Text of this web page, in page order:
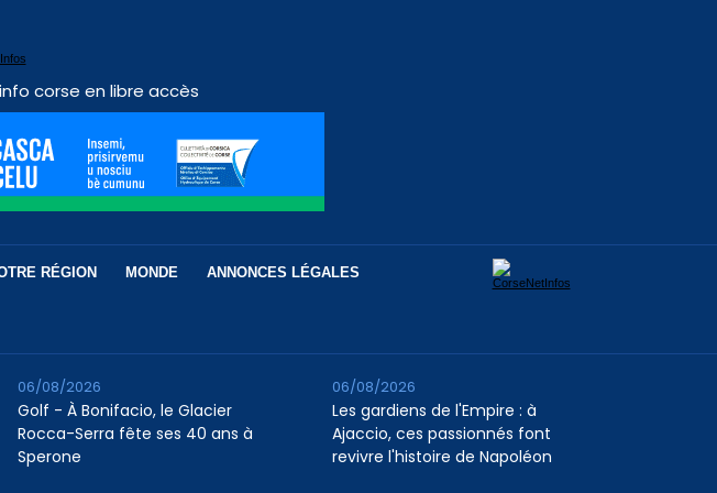
corse en libre accès
RÉGION MONDE ANNONCES LÉGALES
Golf - À Bonifacio, le Glacier
Rocca-Serra fête ses 40 ans à
Sperone
06/08/2026
Les gardiens de l'Empire : à
Ajaccio, ces passionnés font
revivre l'histoire de Napoléon
06/08/2026